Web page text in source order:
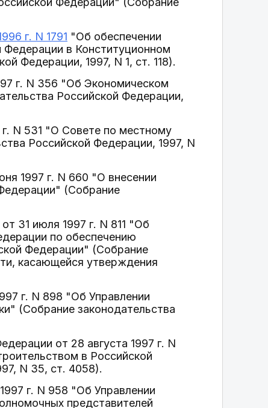
г. N 1791 "Об обеспечении
Федерации в Конституционном
Федерации, 1997, N 1, ст. 118).
г. N 356 "Об Экономическом
Российской Федерации,
N 531 "О Совете по местному
Российской Федерации, 1997, N
1997 г. N 660 "О внесении
(Собрание
31 июля 1997 г. N 811 "Об
по обеспечению
Федерации" (Собрание
касающейся утверждения
г. N 898 "Об Управлении
(Собрание законодательства
от 28 августа 1997 г. N
в Российской
N 35, ст. 4058).
г. N 958 "Об Управлении
представителей